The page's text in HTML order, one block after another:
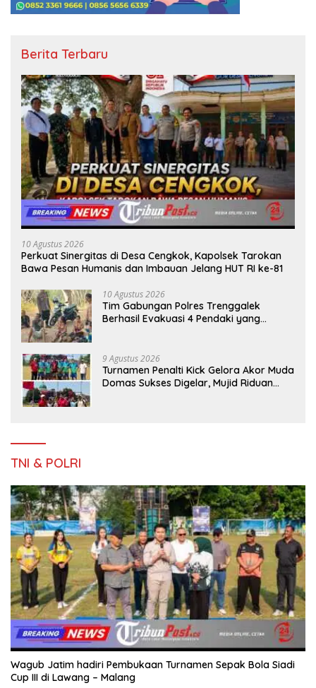
Berita Terbaru
10 Agustus 2026
Perkuat Sinergitas di Desa Cengkok, Kapolsek Tarokan
Bawa Pesan Humanis dan Imbauan Jelang HUT RI ke-81
10 Agustus 2026
Tim Gabungan Polres Trenggalek
Berhasil Evakuasi 4 Pendaki yang
9 Agustus 2026
Turnamen Penalti Kick Gelora Akor Muda
Domas Sukses Digelar, Mujid Riduan
TNI & POLRI
Wagub Jatim hadiri Pembukaan Turnamen Sepak Bola Siadi
Cup III di Lawang – Malang